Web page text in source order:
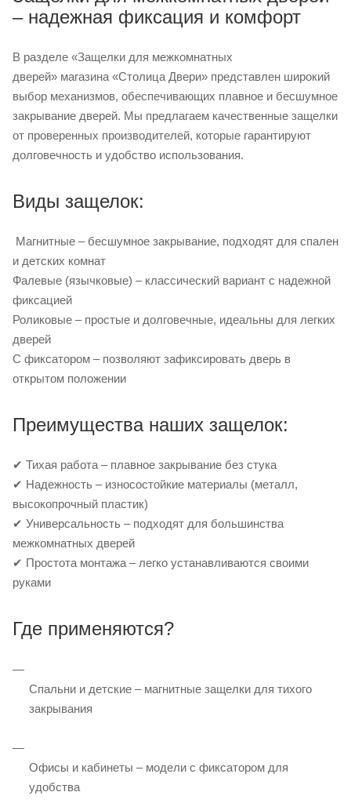
– надежная фиксация и комфорт
В разделе «Защелки для межкомнатных
дверей» магазина «Столица Двери» представлен широкий
выбор механизмов, обеспечивающих плавное и бесшумное
закрывание дверей. Мы предлагаем качественные защелки
от проверенных производителей, которые гарантируют
долговечность и удобство использования.
Виды защелок:
Магнитные – бесшумное закрывание, подходят для спален
и детских комнат
Фалевые (язычковые) – классический вариант с надежной
фиксацией
Роликовые – простые и долговечные, идеальны для легких
дверей
С фиксатором – позволяют зафиксировать дверь в
открытом положении
Преимущества наших защелок:
✔ Тихая работа – плавное закрывание без стука
✔ Надежность – износостойкие материалы (металл,
высокопрочный пластик)
✔ Универсальность – подходят для большинства
межкомнатных дверей
✔ Простота монтажа – легко устанавливаются своими
руками
Где применяются?
Спальни и детские – магнитные защелки для тихого
закрывания
Офисы и кабинеты – модели с фиксатором для
удобства